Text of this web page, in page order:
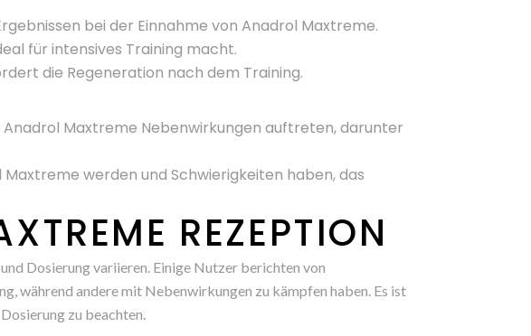
bei der Einnahme von Anadrol Maxtreme.
für intensives Training macht.
die Regeneration nach dem Training.
Maxtreme Nebenwirkungen auftreten, darunter
werden und Schwierigkeiten haben, das
REZEPTION
Dosierung variieren. Einige Nutzer berichten von
während andere mit Nebenwirkungen zu kämpfen haben. Es ist
zu beachten.